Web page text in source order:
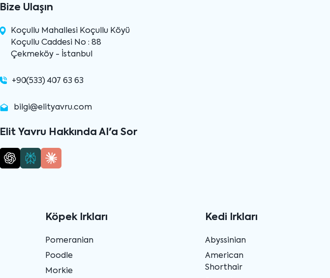
Köpek Irkları
Pomeranian
Poodle
Morkie
Kedi Irkları
Abyssinian
American
Shorthair
Bize Ulaşın
Koçullu Mahallesi Koçullu Köyü
Koçullu Caddesi No : 88
Çekmeköy - İstanbul
+90(533) 407 63 63
bilgi@elityavru.com
Elit Yavru Hakkında AI'a Sor